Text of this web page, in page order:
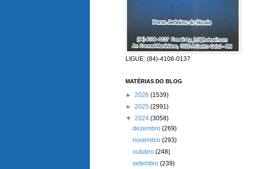
LIGUE: (84)-4106-0137
MATÉRIAS DO BLOG
► 2026 (1539)
► 2025 (2991)
▼ 2024 (3058)
dezembro(269)
novembro(293)
outubro(248)
setembro(239)